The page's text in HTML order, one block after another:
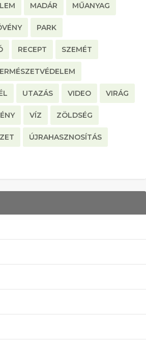
MADÁR MŰANYAG
PARK
RECEPT SZEMÉT
UTAZÁS VIDEO VIRÁG
VÍZ ZÖLDSÉG
ÚJRAHASZNOSÍTÁS